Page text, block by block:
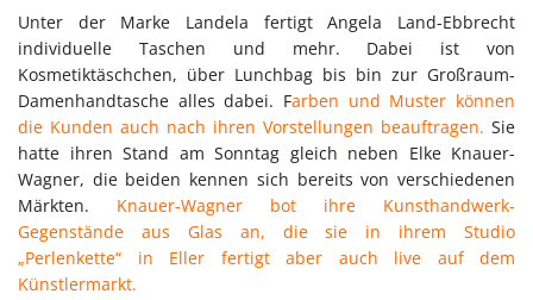
Unter der Marke Landela fertigt Angela Land-Ebbrecht
individuelle Taschen und mehr. Dabei ist von
Kosmetiktäschchen, über Lunchbag bis bin zur Großraum-
Damenhandtasche alles dabei. Farben und Muster können
die Kunden auch nach ihren Vorstellungen beauftragen. Sie
hatte ihren Stand am Sonntag gleich neben Elke Knauer-
Wagner, die beiden kennen sich bereits von verschiedenen
Märkten. Knauer-Wagner bot ihre Kunsthandwerk-
Gegenstände aus Glas an, die sie in ihrem Studio
„Perlenkette“ in Eller fertigt aber auch live auf dem
Künstlermarkt.